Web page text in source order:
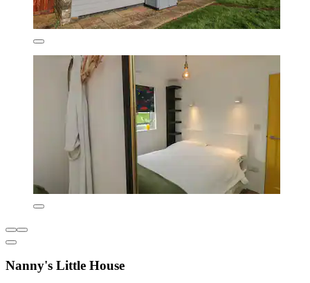
Nanny's Little House